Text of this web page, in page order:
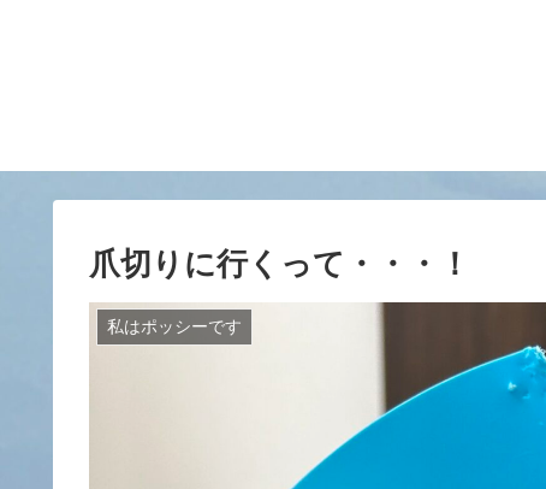
爪切りに行くって・・・！
私はポッシーです